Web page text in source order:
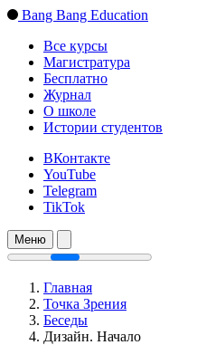
Bang Bang Education
Все курсы
Магистратура
Бесплатно
Журнал
О школе
Истории студентов
ВКонтакте
YouTube
Telegram
TikTok
Меню
Главная
Точка Зрения
Беседы
Дизайн. Начало